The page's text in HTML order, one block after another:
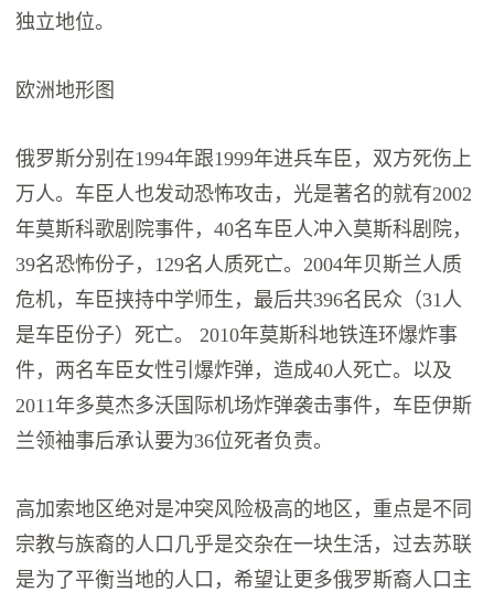
独立地位。
欧洲地形图
俄罗斯分别在1994年跟1999年进兵车臣，双方死伤上
万人。车臣人也发动恐怖攻击，光是著名的就有2002
年莫斯科歌剧院事件，40名车臣人冲入莫斯科剧院，
39名恐怖份子，129名人质死亡。2004年贝斯兰人质
危机，车臣挟持中学师生，最后共396名民众（31人
是车臣份子）死亡。 2010年莫斯科地铁连环爆炸事
件，两名车臣女性引爆炸弹，造成40人死亡。以及
2011年多莫杰多沃国际机场炸弹袭击事件，车臣伊斯
兰领袖事后承认要为36位死者负责。
高加索地区绝对是冲突风险极高的地区，重点是不同
宗教与族裔的人口几乎是交杂在一块生活，过去苏联
是为了平衡当地的人口，希望让更多俄罗斯裔人口主